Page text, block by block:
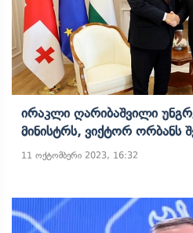
Ირაკლი Ღარიბაშვილი
Მინისტრს, Ვიქტორ Ორბანს
11 ოქტომბერი 2023, 16:32